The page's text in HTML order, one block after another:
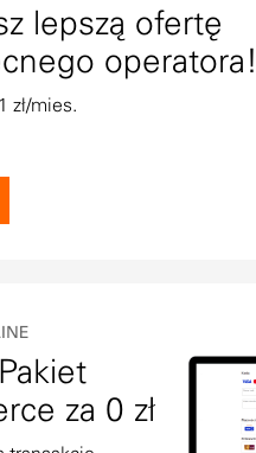
lepszą ofertę
operatora!
zł/mies.
za 0 zł